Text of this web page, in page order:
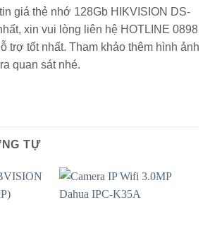
giá thẻ nhớ 128Gb HIKVISION DS-
xin vui lòng liên hệ HOTLINE 0898
trợ tốt nhất. Tham khảo thêm hình ảnh
quan sát nhé.
TỰ